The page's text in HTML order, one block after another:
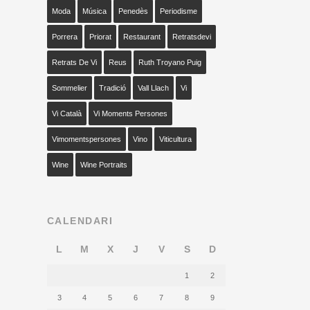
Moda Música Penedès Periodisme
Porrera Priorat Restaurant Retratsdevi
Retrats De Vi Reus Ruth Troyano Puig
Sommelier Tradició Vall Llach Vi
Vi Català Vi Moments Persones
Vimomentspersones Vino Viticultura
Wine Wine Portraits
CALENDARI
L M X J V S D
1 2
3 4 5 6 7 8 9